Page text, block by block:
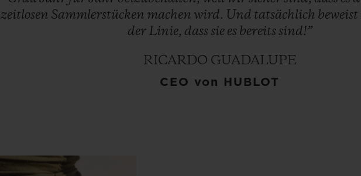
zeitlosen Sammlerstücken machen wird. Und tatsächlich beweist
der Linie, dasssie es bereitssind!”
RICARDO GUADALUPE
CEO von HUBLOT